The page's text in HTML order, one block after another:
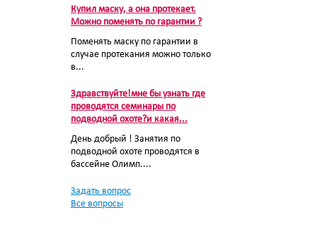
Купил маску, а она протекает.
Можно поменять по гарантии ?
Поменять маску по гарантии в
случае протекания можно только
в...
Здравствуйте!мне бы узнать где
проводятся семинары по
подводной охоте?и какая...
День добрый ! Занятия по
подводной охоте проводятся в
бассейне Олимп....
Задать вопрос
Все вопросы